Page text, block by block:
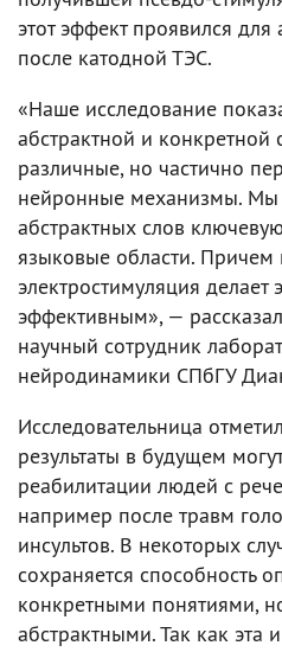
этот эффект проявился
после катодной ТЭС.
«Наше исследование
абстрактной и конкретной
различные, но частично
нейронные механизмы. Мы
абстрактных слов
языковые области. Причем
электростимуляция делает
эффективным», —
научный сотрудник
нейродинамики СПбГУ
Исследовательница
результаты в будущем
реабилитации людей с
например после травм
инсультов. В некоторых
сохраняется способность
конкретными понятиями,
абстрактными. Так как